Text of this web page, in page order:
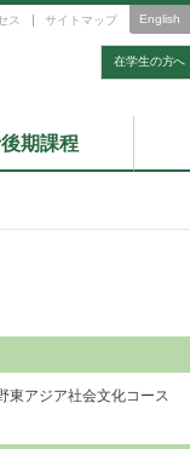
English
ス サイトマップ
在学生の方へ
期課程
東アジア社会文化コース